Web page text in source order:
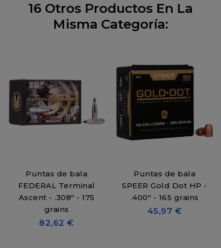
16 Otros Productos En La
Misma Categoría:
Puntas de bala
FEDERAL Terminal
Ascent - .308" - 175
grains
82,62 €
Puntas de bala
SPEER Gold Dot HP -
.400" - 165 grains
45,97 €